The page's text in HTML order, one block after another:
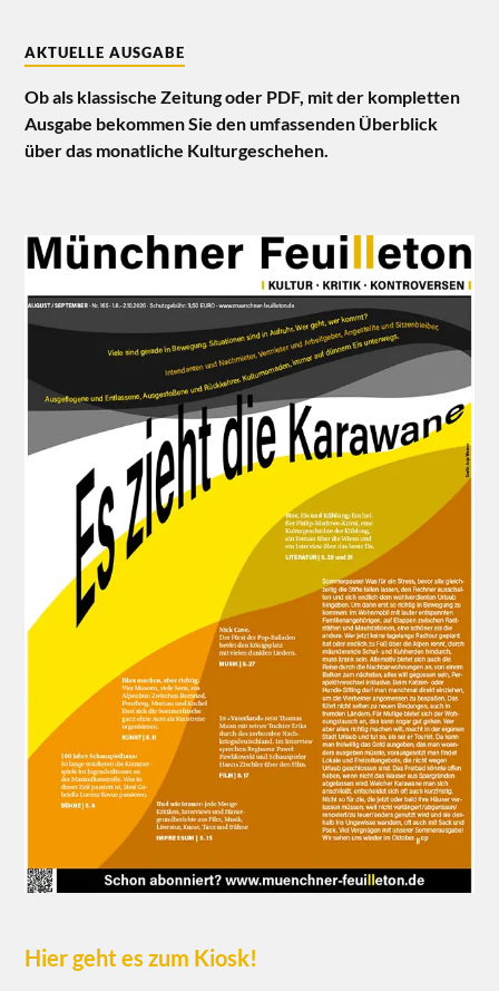
AKTUELLE AUSGABE
Ob als klassische Zeitung oder PDF, mit der kompletten
Ausgabe bekommen Sie den umfassenden Überblick
über das monatliche Kulturgeschehen.
Hier geht es zum Kiosk!